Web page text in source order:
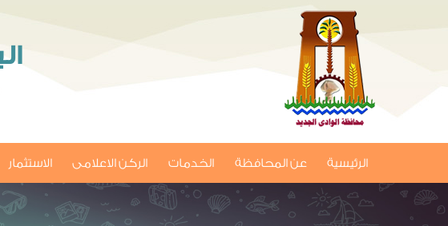
الرئيسية عن المحافظة الخدمات الركن الاعلامى الاستثمار